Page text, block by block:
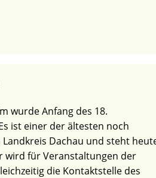
wurde Anfang des 18.
ist einer der ältesten noch
Dachau und steht
wird für Veranstaltungen der
die Kontaktstelle des